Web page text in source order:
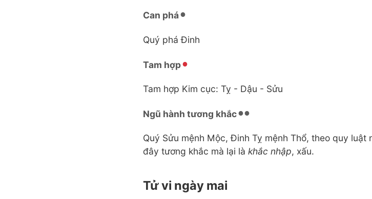
Can phá
Quý phá Đinh
Tam hợp
Tam hợp Kim cục: Tỵ - Dậu - Sửu
Ngũ hành tương khắc
Quý Sửu mệnh Mộc, Đinh Tỵ mệnh Thổ, theo quy
đây tương khắc mà lại làkhắc nhập, xấu.
Tử vi ngày mai